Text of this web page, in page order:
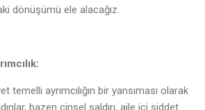
dönüşümü ele alacağız.
ayrımcılığın bir yansıması olarak
bazen cinsel saldırı, aile içi şiddet